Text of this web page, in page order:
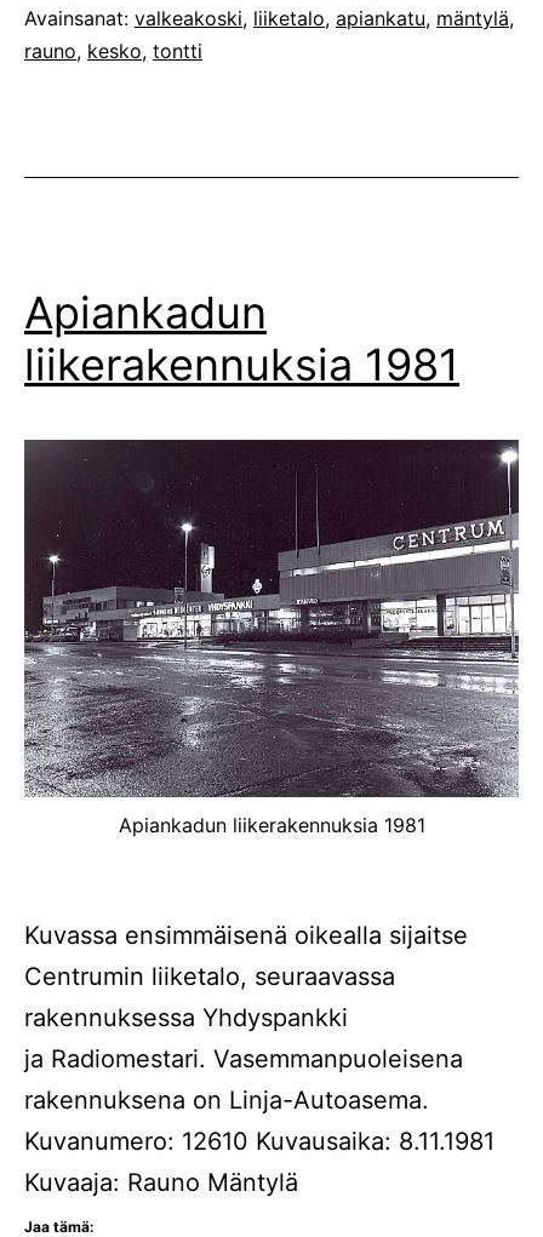
Avainsanat: valkeakoski, liiketalo, apiankatu, mäntylä,
rauno, kesko, tontti
Apiankadun
liikerakennuksia 1981
Apiankadun liikerakennuksia 1981
Kuvassa ensimmäisenä oikealla sijaitse
Centrumin liiketalo, seuraavassa
rakennuksessa Yhdyspankki
ja Radiomestari. Vasemmanpuoleisena
rakennuksena on Linja-Autoasema.
Kuvanumero: 12610 Kuvausaika: 8.11.1981
Kuvaaja: Rauno Mäntylä
Jaa tämä: